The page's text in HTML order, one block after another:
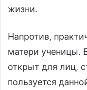
жизни.
Напротив,
матери ученицы.
открыт для лиц,
пользуется